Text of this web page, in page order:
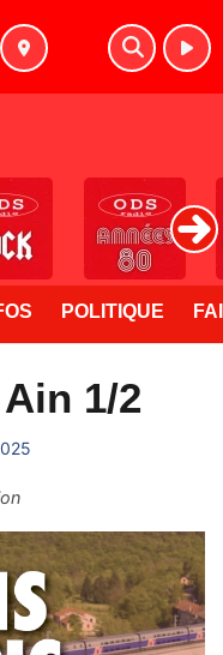
POLITIQUE
1/2